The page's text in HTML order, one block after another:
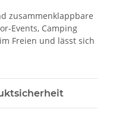
zusammenklappbare
Events, Camping
Freien und lässt sich